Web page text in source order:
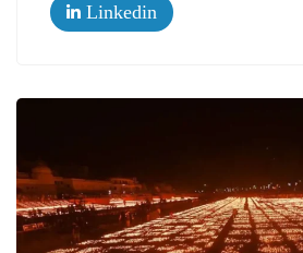
Linkedin